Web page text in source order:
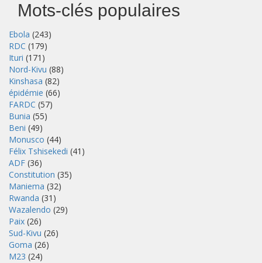
Mots-clés populaires
Ebola (243)
RDC (179)
Ituri (171)
Nord-Kivu (88)
Kinshasa (82)
épidémie (66)
FARDC (57)
Bunia (55)
Beni (49)
Monusco (44)
Félix Tshisekedi (41)
ADF (36)
Constitution (35)
Maniema (32)
Rwanda (31)
Wazalendo (29)
Paix (26)
Sud-Kivu (26)
Goma (26)
M23 (24)